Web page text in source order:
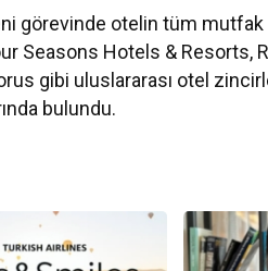
görevinde otelin tüm
Seasons Hotels & Resorts,
gibi uluslararası otel
bulundu.